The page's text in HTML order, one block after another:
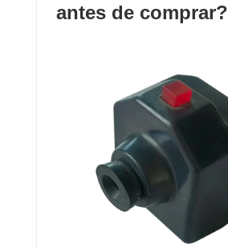
antes de comprar?